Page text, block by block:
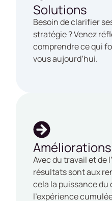
Solutions
Besoin de clarifier
stratégie ? Venez
comprendre ce qui
vous aujourd’hui.
Améliorations
Avec du travail et de
résultats sont aux
cela la puissance
l’expérience